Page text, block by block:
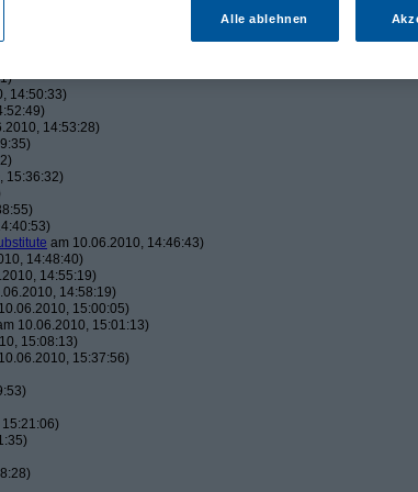
15:35:27)
14:50:33)
14:53:28)
15:36:32)
am 10.06.2010, 14:46:43)
14:48:40)
14:55:19)
14:58:19)
15:00:05)
10.06.2010, 15:01:13)
15:08:13)
15:37:56)
Alle ablehnen